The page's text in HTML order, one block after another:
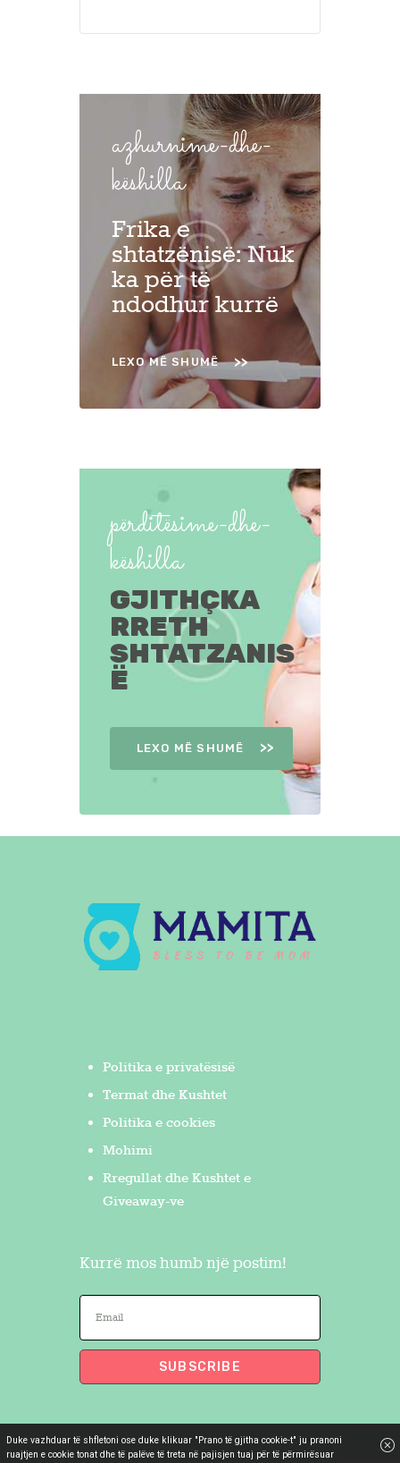
azhurnime-dhe-
këshilla
Frika e
shtatzënisë: Nuk
ka për të
ndodhur kurrë
LEXO MË SHUMË
përditësime-dhe-
këshilla
GJITHÇKA
RRETH
SHTATZANIS
Ë
LEXO MË SHUMË
Politika e privatësisë
Termat dhe Kushtet
Politika e cookies
Mohimi
Rregullat dhe Kushtet e
Giveaway-ve
Kurrë mos humb një postim!
Flakron Saidi© 2026. All Rights
Duke vazhduar të shfletoni ose duke klikuar "Prano të gjitha cookie-t" ju pranoni
ruajtjen e cookie tonat dhe të palëve të treta në pajisjen tuaj për të përmirësuar